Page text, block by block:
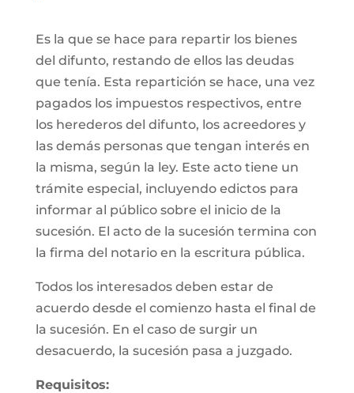
Es la que se hace para repartir los bienes
del difunto, restando de ellos las deudas
que tenía. Esta repartición se hace, una vez
pagados los impuestos respectivos, entre
los herederos del difunto, los acreedores y
las demás personas que tengan interés en
la misma, según la ley. Este acto tiene un
trámite especial, incluyendo edictos para
informar al público sobre el inicio de la
sucesión. El acto de la sucesión termina con
la firma del notario en la escritura pública.
Todos los interesados deben estar de
acuerdo desde el comienzo hasta el final de
la sucesión. En el caso de surgir un
desacuerdo, la sucesión pasa a juzgado.
Requisitos: